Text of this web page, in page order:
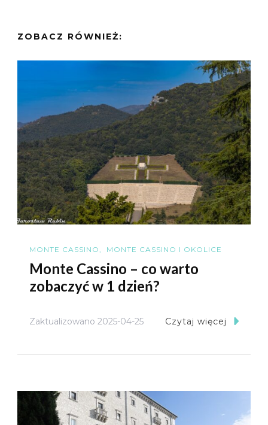
ZOBACZ RÓWNIEŻ:
MONTE CASSINO MONTE CASSINO I OKOLICE
Monte Cassino – co warto
zobaczyć w 1 dzień?
Zaktualizowano 2025-04-25 Czytaj więcej